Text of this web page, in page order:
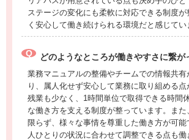
ステージの変化にも柔軟に対応できる制度
く安心して働き続けられる環境だと感じてい
どのようなところが働きやすさに繋が
業務マニュアルの整備やチームでの情報共有
り、属人化せず安心して業務に取り組める点
残業も少なく、1時間単位で取得できる時間
な働き方を支える制度が整っています。また
限らず、様々な事情を尊重した働き方が可能
人ひとりの状況に合わせて調整できる点も